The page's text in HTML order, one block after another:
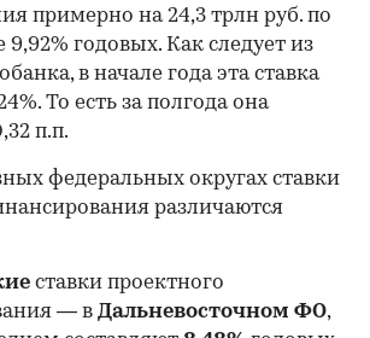
примерно на 24,3 трлн руб. по
9,92% годовых. Как следует из
в начале года эта ставка
То есть за полгода она
п.п.
федеральных округах ставки
различаются
ставки проектного
— в Дальневосточном ФО,